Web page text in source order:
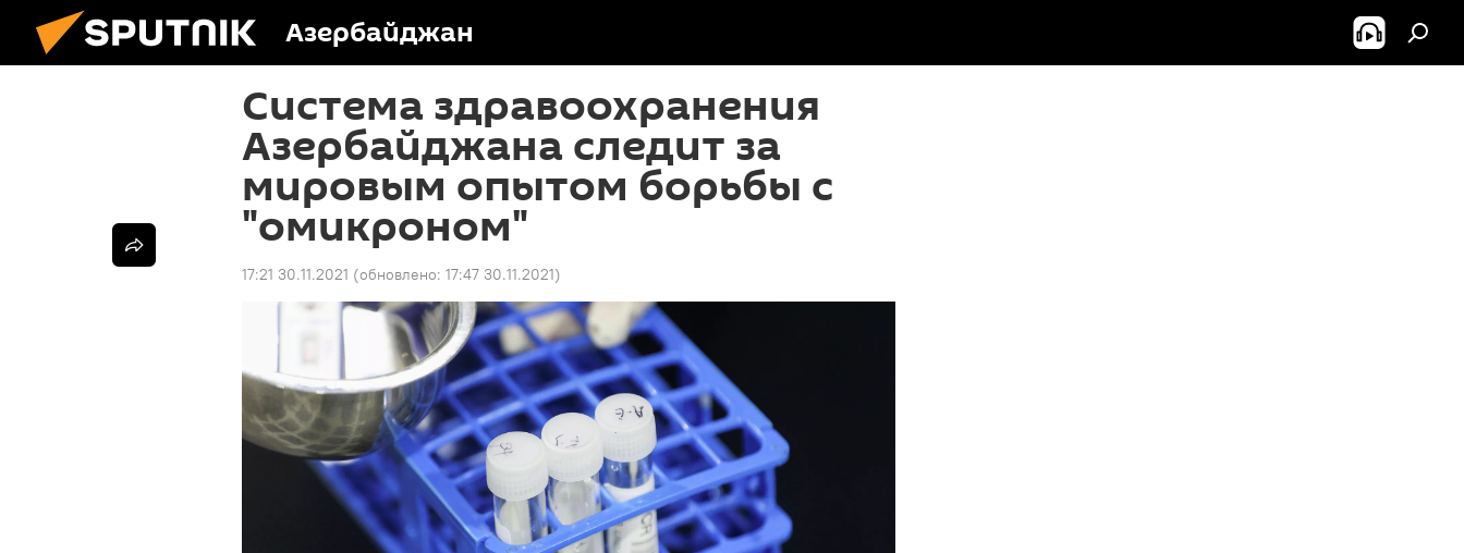
Азербайджан
Система здравоохранения
Азербайджана следит за
мировым опытом борьбы с
"омикроном"
17:21 30.11.2021 (обновлено: 17:47 30.11.2021)